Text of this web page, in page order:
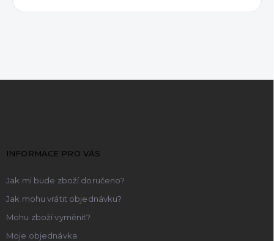
INFORMACE PRO VÁS
Jak mi bude zboží doručeno?
Jak mohu vrátit objednávku?
Mohu zboží vyměnit?
Moje objednávka